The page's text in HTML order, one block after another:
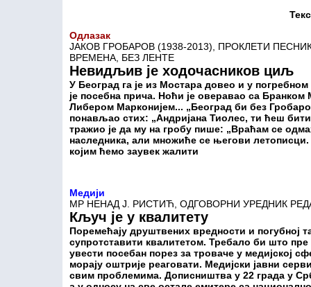
Одлазак
ЈАКОВ ГРОБАРОВ (1938-2013), ПРОКЛЕТИ
ВРЕМЕНА, БЕЗ ЛЕНТЕ
Невидљив је ходочасников циљ
У Београд га је из Мостара довео и у
је посебна прича. Ноћи је оверавао са
Либером Марконијем... „Београд би без
понављао стих: „Андријана Тиолес, ти ћеш
тражио је да му на гробу пише: „Враћам се
наследника, али множиће се његови летописци.
којим ћемо заувек жалити
Медији
МР НЕНАД Ј. РИСТИЋ, ОДГОВОРНИ УРЕДНИК
Кључ је у квалитету
Поремећају друштвених вредности и погубној
супротставити квалитетом. Требало би што
увести посебан порез за троваче у медијској
морају оштрије реаговати. Медијски јавни
свим проблемима. Дописништва у 22 града у